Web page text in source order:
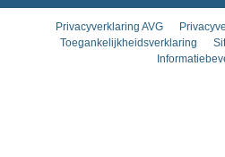
Privacyverklaring AVG
Toegankelijkheidsverklaring